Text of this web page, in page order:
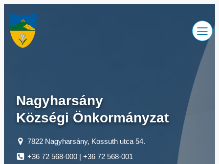
tartalomhoz
Nagyharsány
Községi Önkormányzat
7822 Nagyharsány, Kossuth utca 54.
+36 72 568-000 | +36 72 568-001